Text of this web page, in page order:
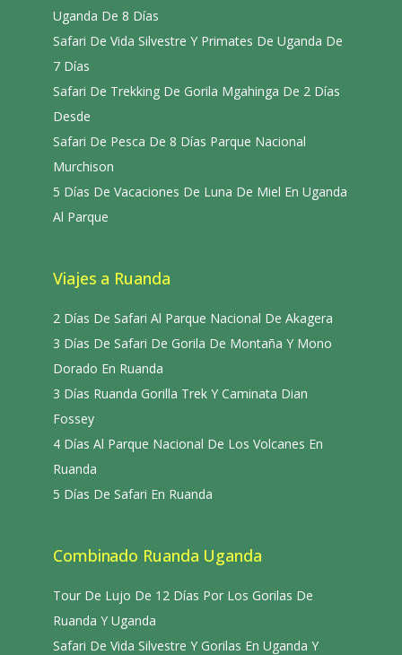
Uganda De 8 Días
Safari De Vida Silvestre Y Primates De Uganda De
7 Días
Safari De Trekking De Gorila Mgahinga De 2 Días
Desde
Safari De Pesca De 8 Días Parque Nacional
Murchison
5 Días De Vacaciones De Luna De Miel En Uganda
Al Parque
Viajes a Ruanda
2 Días De Safari Al Parque Nacional De Akagera
3 Días De Safari De Gorila De Montaña Y Mono
Dorado En Ruanda
3 Días Ruanda Gorilla Trek Y Caminata Dian
Fossey
4 Días Al Parque Nacional De Los Volcanes En
Ruanda
5 Días De Safari En Ruanda
Combinado Ruanda Uganda
Tour De Lujo De 12 Días Por Los Gorilas De
Ruanda Y Uganda
Safari De Vida Silvestre Y Gorilas En Uganda Y